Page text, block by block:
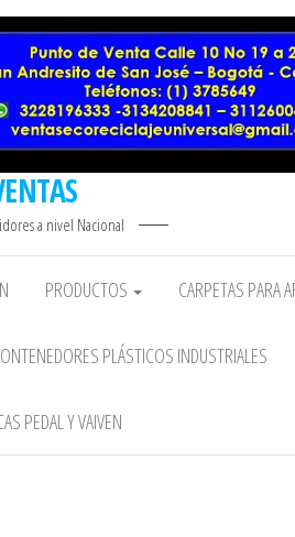
a nivel Nacional
PRODUCTOS CARPETAS PARA
PLÁSTICOS INDUSTRIALES
PEDAL Y VAIVEN